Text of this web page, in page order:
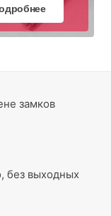
замков
без выходных